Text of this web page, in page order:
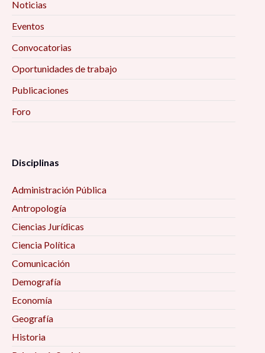
Noticias
Eventos
Convocatorias
Oportunidades de trabajo
Publicaciones
Foro
Disciplinas
Administración Pública
Antropología
Ciencias Jurídicas
Ciencia Política
Comunicación
Demografía
Economía
Geografía
Historia